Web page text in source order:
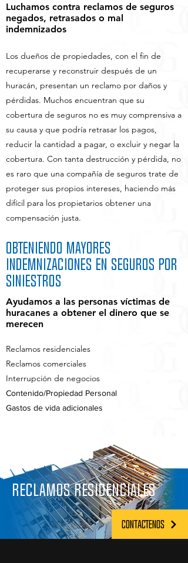
Luchamos contra reclamos de seguros
negados, retrasados o mal
indemnizados
Los dueños de propiedades, con el fin de
recuperarse y reconstruir después de un
huracán, presentan un reclamo por daños y
pérdidas. Muchos encuentran que su
cobertura de seguros no es muy comprensiva a
su causa y que podría retrasar los pagos,
reducir la cantidad a pagar, o excluir y negar la
cobertura. Con tanta destrucción y pérdida, no
es raro que una compañía de seguros trate de
proteger sus propios intereses, haciendo más
difícil para los propietarios obtener una
compensación justa.
Obteniendo mayores
indemnizaciones en seguros por
siniestros
Ayudamos a las personas víctimas de
huracanes a obtener el dinero que se
merecen
Reclamos residenciales
Reclamos comerciales
Interrupción de negocios
Contenido/Propiedad Personal
Gastos de vida adicionales
RECLAMOS RESIDENCIALES
CONTACTENOS